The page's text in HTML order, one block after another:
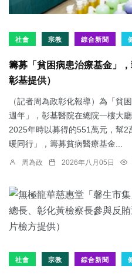
社會 宗教 綜合新聞
籌募「貧困病患治療基金」
彰基提供）
（記者周為政彰化報導）為「貧
週年」，彰基醫院在總院一樓大
2025年時以募得的551萬元，幫2
暖同行」，籌募貧病醫療基金...
周為政 2026年八月05日
社會 宗教 綜合新聞